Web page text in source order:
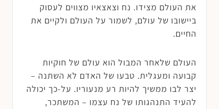
את העולם מצידו. נח וצאצאיו מצווים לעסוק
ביישובו של עולם, לשמור על העולם ולקיים את
החיים.
העולם שלאחר המבול הוא עולם של חוקיות
קבועה ומעגלית. טבעו של האדם לא השתנה –
יצר לבו ממשיך להיות רע מנעוריו. על-כך יכולה
להעיד התנהגותו של נח עצמו – המשתכר,